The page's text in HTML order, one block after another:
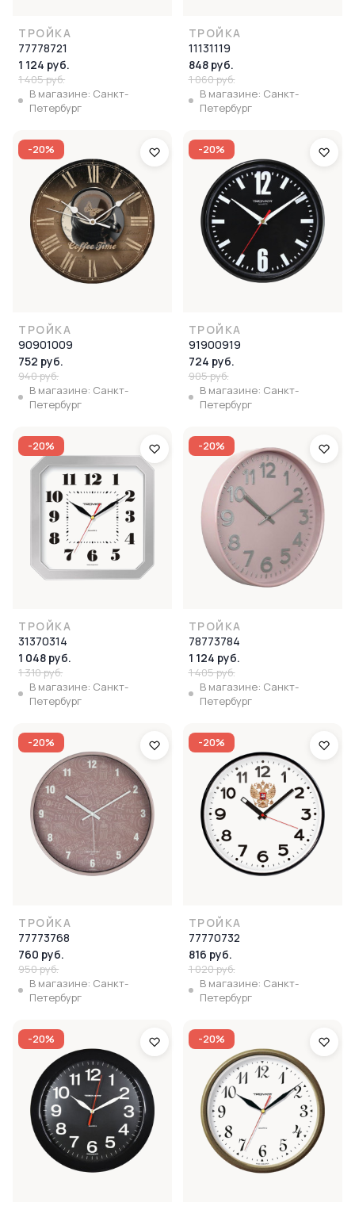
ТРОЙКА
77778721
1 124 руб.
1 405 руб.
В магазине: Санкт-
Петербург
ТРОЙКА
11131119
848 руб.
1 060 руб.
В магазине: Санкт-
Петербург
-20%
ТРОЙКА
90901009
752 руб.
940 руб.
В магазине: Санкт-
Петербург
-20%
ТРОЙКА
91900919
724 руб.
905 руб.
В магазине: Санкт-
Петербург
-20%
ТРОЙКА
31370314
1 048 руб.
1 310 руб.
В магазине: Санкт-
Петербург
-20%
ТРОЙКА
78773784
1 124 руб.
1 405 руб.
В магазине: Санкт-
Петербург
-20%
ТРОЙКА
77773768
760 руб.
950 руб.
В магазине: Санкт-
Петербург
-20%
ТРОЙКА
77770732
816 руб.
1 020 руб.
В магазине: Санкт-
Петербург
-20% -20%